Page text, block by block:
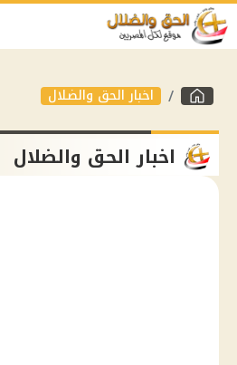
اخبار الحق والضلال
اخبار الحق والضلال